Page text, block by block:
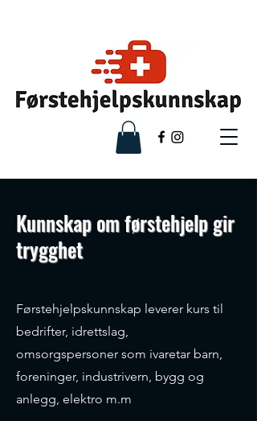
Kunnskap om førstehjelp gir
trygghet
Førstehjelpskunnskap leverer kurs til
bedrifter, idrettslag,
omsorgspersoner som ivaretar barn,
foreninger, industrivern, bygg og
anlegg, elektro m.m